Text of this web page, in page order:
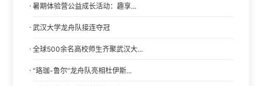
· 暑期体验营公益成长活动：趣享...
· 武汉大学龙舟队接连夺冠
· 全球500余名高校师生齐聚武汉大...
· “珞珈-鲁尔”龙舟队亮相杜伊斯...